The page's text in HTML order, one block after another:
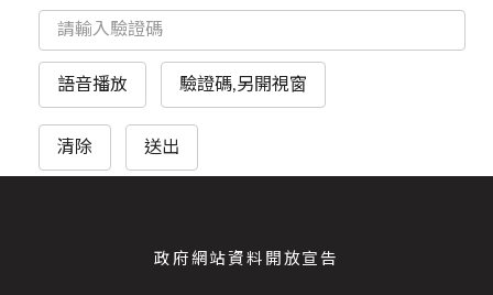
語音播放 驗證碼,另開視窗
清除 送出
政府網站資料開放宣告